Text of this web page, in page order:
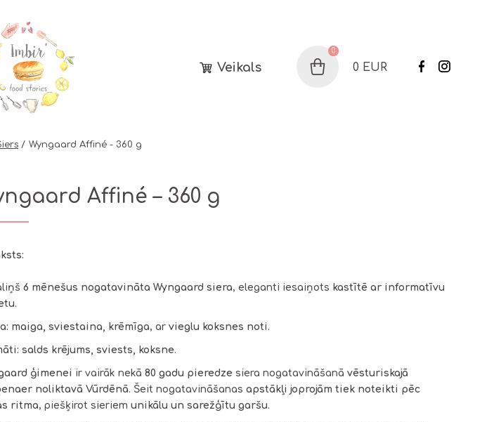
Veikals Grozs
0
0 EUR
Wyngaard Affiné - 360 g
Affiné – 360 g
6 mēnešus nogatavināta Wyngaard siera, eleganti iesaiņots kastītē ar informatīvu
.
maiga, sviestaina, krēmīga, ar vieglu koksnes noti .
salds krējums, sviests, koksne.
ģimenei ir vairāk nekā 80 gadu pieredze siera nogatavināšanā vēsturiskajā
noliktavā Vūrdēnā. Šeit nogatavināšanas apstākļi joprojām tiek noteikti pēc
ritma, piešķirot sieriem unikālu un sarežģītu garšu.